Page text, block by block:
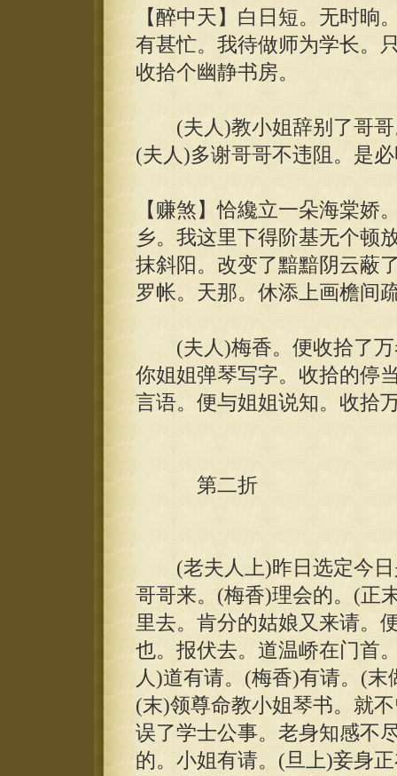
【醉中天】白日短。无时晌
有甚忙。我待做师为学长。
收拾个幽静书房。
(夫人)教小姐辞别了哥哥
(夫人)多谢哥哥不违阻。是
【赚煞】恰纔立一朵海棠娇
乡。我这里下得阶基无个顿
抹斜阳。改变了黯黯阴云蔽
罗帐。天那。休添上画檐间
(夫人)梅香。便收拾了万
你姐姐弹琴写字。收拾的停
言语。便与姐姐说知。收拾
第二折
(老夫人上)昨日选定今日
哥哥来。(梅香)理会的。(正
里去。肯分的姑娘又来请。
也。报伏去。道温峤在门首
人)道有请。(梅香)有请。(
(末)领尊命教小姐琴书。就
误了学士公事。老身知感不
的。小姐有请。(旦上)妾身